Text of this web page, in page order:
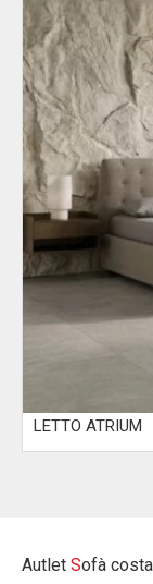
LETTO ATRIUM
Autlet Sofà